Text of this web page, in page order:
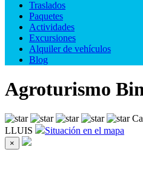
Traslados
Paquetes
Actividades
Excursiones
Alquiler de vehículos
Blog
Agroturismo
LLUIS
Situación en el mapa
×